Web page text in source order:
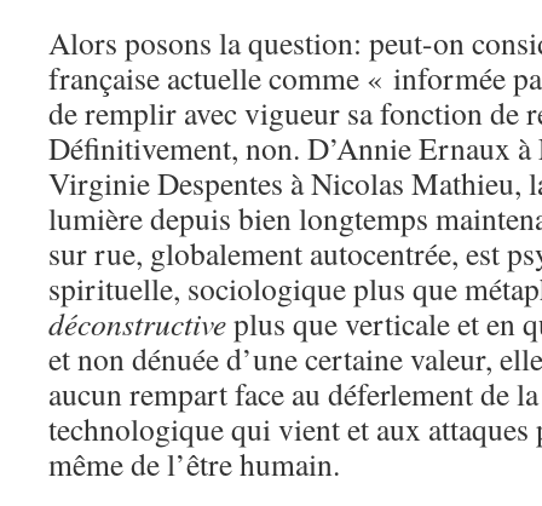
Alors posons la question: peut-on
française actuelle comme « informée
de remplir avec vigueur sa fonction de
Définitivement, non. D’Annie Ernaux
Virginie Despentes à Nicolas Mathieu,
lumière depuis bien longtemps
sur rue, globalement autocentrée, est
spirituelle, sociologique plus que
déconstructiveplus que verticale et en
et non dénuée d’une certaine valeur,
aucun rempart face au déferlement de
technologique qui vient et aux attaques
même de l’être humain.